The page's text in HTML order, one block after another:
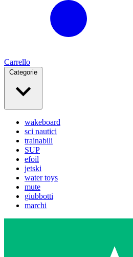
Carrello
Categorie
wakeboard
sci nautici
trainabili
SUP
efoil
jetski
water toys
mute
giubbotti
marchi